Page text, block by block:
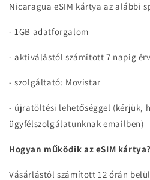
Nicaragua eSIM kártya az alábbi
- 1GB adatforgalom
- aktiválástól számított 7 napig
- szolgáltató: Movistar
- újratöltési lehetőséggel (kérjük,
ügyfélszolgálatunknak emailben)
Hogyan működik az eSIM kártya?
Vásárlástól számított 12 órán